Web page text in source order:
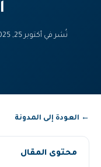
نُشر في أكتوبر 25, 2025
← العودة إلى المدونة
محتوى المقال